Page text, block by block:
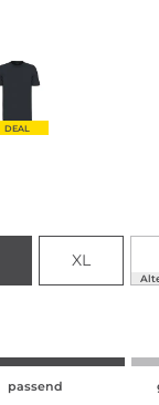
DEAL
XL
passend